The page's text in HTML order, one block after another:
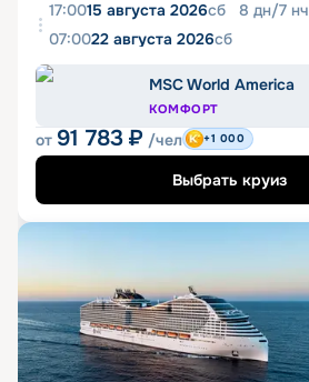
17:0015 августа 2026сб 8 дн/7 нч
07:0022 августа 2026сб
MSC World America
КОМФОРТ
от 91 783 ₽ /чел +1 000
Выбрать круиз